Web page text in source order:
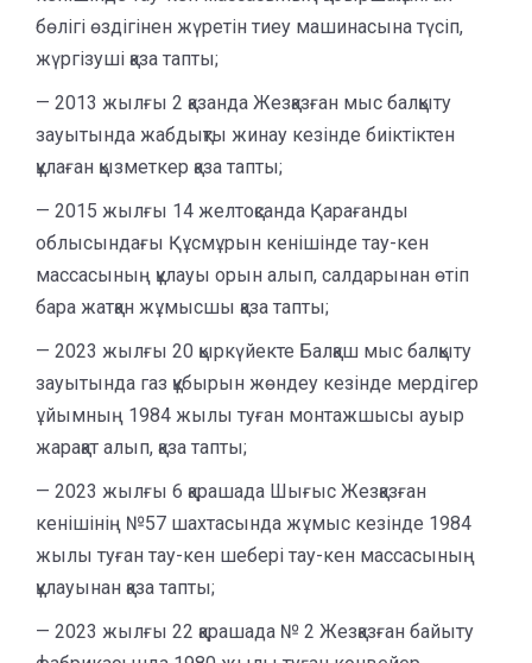
бөлігі өздігінен жүретін тиеу машинасына түсіп,
жүргізуші қаза тапты;
— 2013 жылғы 2 қазанда Жезқазған мыс балқыту
зауытында жабдықты жинау кезінде биіктіктен
құлаған қызметкер қаза тапты;
— 2015 жылғы 14 желтоқсанда Қарағанды
облысындағы Құсмұрын кенішінде тау-кен
массасының құлауы орын алып, салдарынан өтіп
бара жатқан жұмысшы қаза тапты;
— 2023 жылғы 20 қыркүйекте Балқаш мыс балқыту
зауытында газ құбырын жөндеу кезінде мердігер
ұйымның 1984 жылы туған монтажшысы ауыр
жарақат алып, қаза тапты;
— 2023 жылғы 6 қарашада Шығыс Жезқазған
кенішінің №57 шахтасында жұмыс кезінде 1984
жылы туған тау-кен шебері тау-кен массасының
құлауынан қаза тапты;
— 2023 жылғы 22 қарашада № 2 Жезқазған байыту